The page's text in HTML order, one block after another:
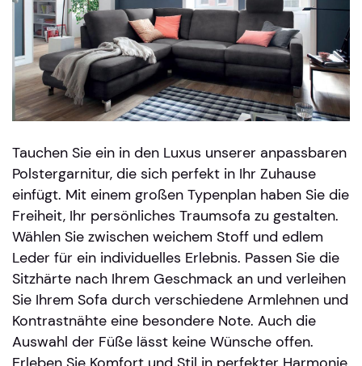
Tauchen Sie ein in den Luxus unserer anpassbaren
Polstergarnitur, die sich perfekt in Ihr Zuhause
einfügt. Mit einem großen Typenplan haben Sie die
Freiheit, Ihr persönliches Traumsofa zu gestalten.
Wählen Sie zwischen weichem Stoff und edlem
Leder für ein individuelles Erlebnis. Passen Sie die
Sitzhärte nach Ihrem Geschmack an und verleihen
Sie Ihrem Sofa durch verschiedene Armlehnen und
Kontrastnähte eine besondere Note. Auch die
Auswahl der Füße lässt keine Wünsche offen.